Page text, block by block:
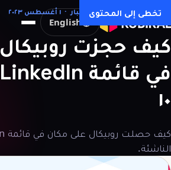
تخطى إلى المحتوى
English
كل المقالات → أخبار · ١ أغسطس ٢٠٢٣
كيف حجزت روبيكال
في قائمة LinkedIn
١٠
الناشئة.